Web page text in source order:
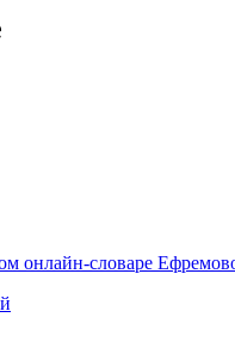
онлайн-словаре